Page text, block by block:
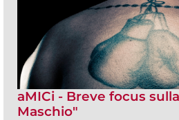
aMICi - Breve focus
Maschio"